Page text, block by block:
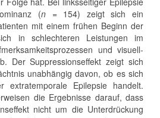
(n= 154) zeigt sich ein
mit einem frühen Beginn der
in schlechteren Leistungen im
und visuell-
Der Suppressionseffekt zeigt sich
unabhängig davon, ob es sich
Epilepsie handelt.
die Ergebnisse darauf, dass
nicht um die Unterdrückung